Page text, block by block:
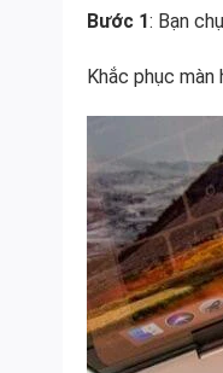
Bước 1: Bạn
Khắc phục